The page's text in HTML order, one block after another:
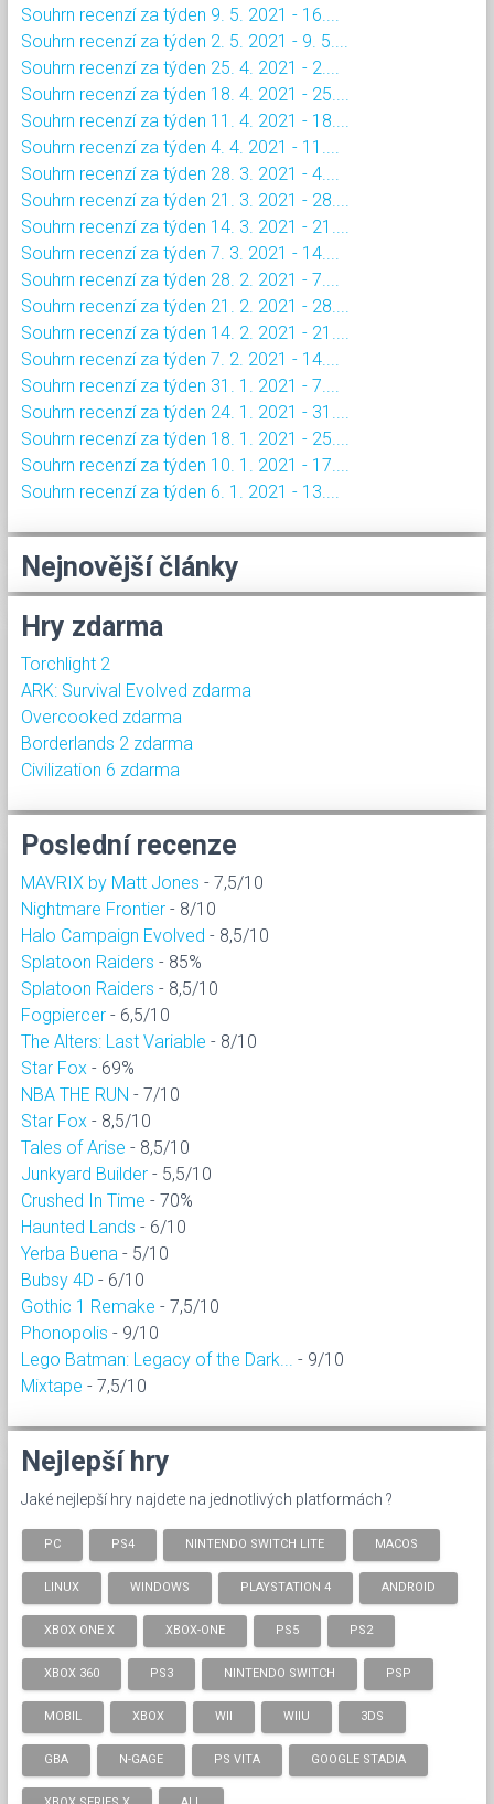
Souhrn recenzí za týden 9. 5. 2021 - 16....
Souhrn recenzí za týden 2. 5. 2021 - 9. 5....
Souhrn recenzí za týden 25. 4. 2021 - 2....
Souhrn recenzí za týden 18. 4. 2021 - 25....
Souhrn recenzí za týden 11. 4. 2021 - 18....
Souhrn recenzí za týden 4. 4. 2021 - 11....
Souhrn recenzí za týden 28. 3. 2021 - 4....
Souhrn recenzí za týden 21. 3. 2021 - 28....
Souhrn recenzí za týden 14. 3. 2021 - 21....
Souhrn recenzí za týden 7. 3. 2021 - 14....
Souhrn recenzí za týden 28. 2. 2021 - 7....
Souhrn recenzí za týden 21. 2. 2021 - 28....
Souhrn recenzí za týden 14. 2. 2021 - 21....
Souhrn recenzí za týden 7. 2. 2021 - 14....
Souhrn recenzí za týden 31. 1. 2021 - 7....
Souhrn recenzí za týden 24. 1. 2021 - 31....
Souhrn recenzí za týden 18. 1. 2021 - 25....
Souhrn recenzí za týden 10. 1. 2021 - 17....
Souhrn recenzí za týden 6. 1. 2021 - 13....
Nejnovější články
Hry zdarma
Torchlight 2
ARK: Survival Evolved zdarma
Overcooked zdarma
Borderlands 2 zdarma
Civilization 6 zdarma
Poslední recenze
MAVRIX by Matt Jones - 7,5/10
Nightmare Frontier - 8/10
Halo Campaign Evolved - 8,5/10
Splatoon Raiders - 85%
Splatoon Raiders - 8,5/10
Fogpiercer - 6,5/10
The Alters: Last Variable - 8/10
Star Fox - 69%
NBA THE RUN - 7/10
Star Fox - 8,5/10
Tales of Arise - 8,5/10
Junkyard Builder - 5,5/10
Crushed In Time - 70%
Haunted Lands - 6/10
Yerba Buena - 5/10
Bubsy 4D - 6/10
Gothic 1 Remake - 7,5/10
Phonopolis - 9/10
Lego Batman: Legacy of the Dark...
- 9/10
Mixtape - 7,5/10
Nejlepší hry
Jaké nejlepší hry najdete na jednotlivých platformách ?
PC PS4 NINTENDO SWITCH LITE MACOS
LINUX WINDOWS PLAYSTATION 4 ANDROID
XBOX ONE X XBOX-ONE PS5 PS2
XBOX 360 PS3 NINTENDO SWITCH PSP
MOBIL XBOX WII WIIU 3DS
GBA N-GAGE PS VITA GOOGLE STADIA